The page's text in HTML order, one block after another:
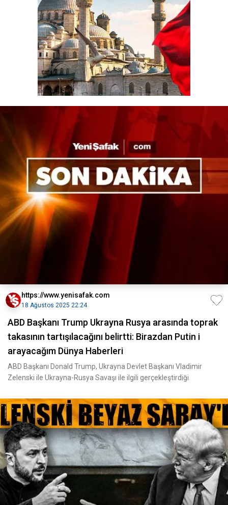
https://www.yenisafak.com
18 Ağustos 2025 22:24
ABD Başkanı Trump Ukrayna Rusya arasında toprak
takasının tartışılacağını belirtti: Birazdan Putin i
arayacağım Dünya Haberleri
ABD Başkanı Donald Trump, Ukrayna Devlet Başkanı Vladimir
Zelenski ile Ukrayna-Rusya Savaşı ile ilgili gerçekleştirdiği